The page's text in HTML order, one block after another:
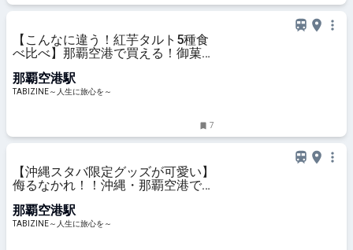
【こんなに違う！紅芋タルト5種食
べ比べ】那覇空港で買える！御菓子
味期限や1個当たりの値段もチェッ
ク｜定番沖縄土産 | TABIZINE～人生
那覇空港駅
TABIZINE～人生に旅心を～
7
【沖縄スタバ限定グッズが可愛い】
侮るなかれ！！沖縄・那覇空港で買
心を～
那覇空港駅
TABIZINE～人生に旅心を～